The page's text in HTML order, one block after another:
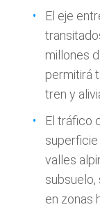
El eje
millones
permitirá
tren y
El tráfico
valles
en zonas